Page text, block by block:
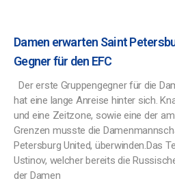
Damen erwarten Saint
Gegner für den EFC
Der erste Gruppengegner für die
hat eine lange Anreise hinter sich.
und eine Zeitzone, sowie eine der
Grenzen musste die
Petersburg United, überwinden.Das
Ustinov, welcher bereits die
der Damen